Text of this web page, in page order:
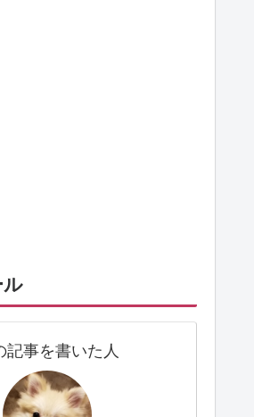
ル
記事を書いた人